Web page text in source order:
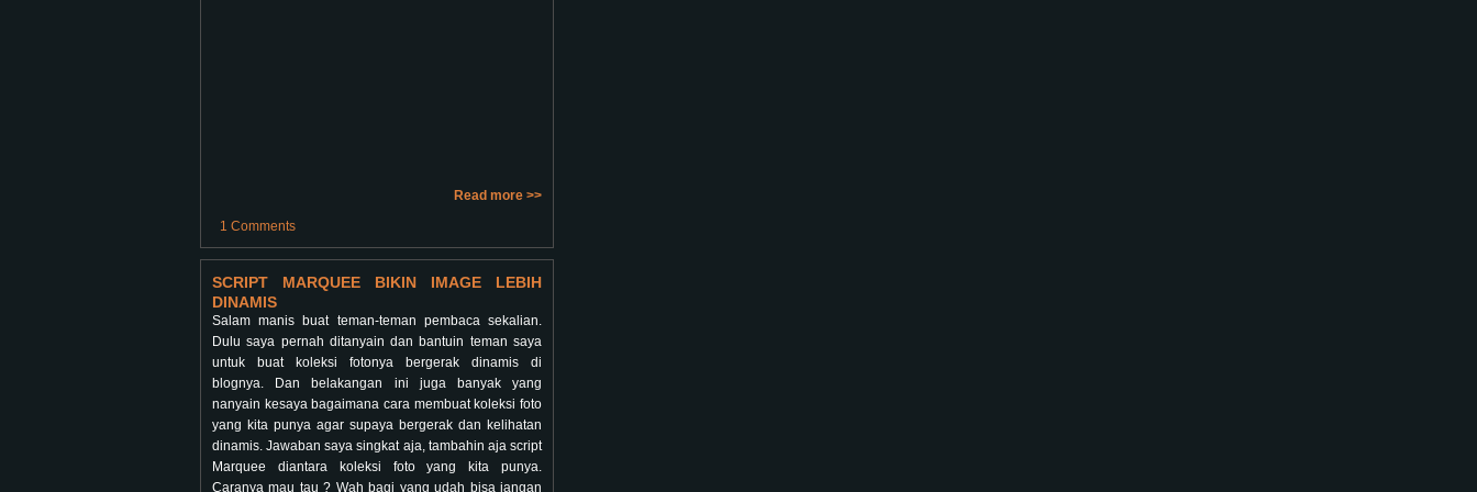
Read more >>
1 Comments
SCRIPT MARQUEE BIKIN IMAGE LEBIH
DINAMIS
Salam manis buat teman-teman pembaca sekalian.
Dulu saya pernah ditanyain dan bantuin teman saya
untuk buat koleksi fotonya bergerak dinamis di
blognya. Dan belakangan ini juga banyak yang
nanyain kesaya bagaimana cara membuat koleksi foto
yang kita punya agar supaya bergerak dan kelihatan
dinamis. Jawaban saya singkat aja, tambahin aja script
Marquee diantara koleksi foto yang kita punya.
Caranya mau tau ? Wah bagi yang udah bisa jangan